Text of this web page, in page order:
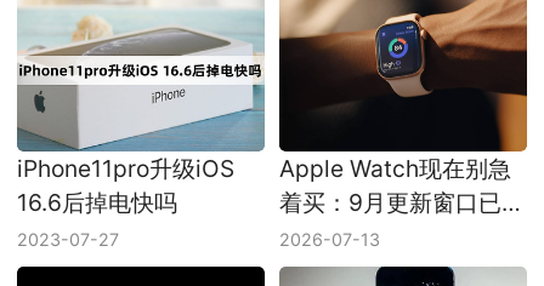
iPhone11pro升级iOS
16.6后掉电快吗
2023-07-27
Apple Watch现在别急
着买：9月更新窗口已经
压到眼前
2026-07-13